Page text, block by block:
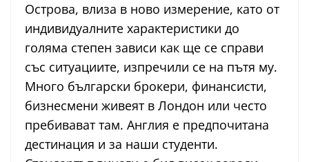
Острова, влиза в ново измерение, като от
индивидуалните характеристики до
голяма степен зависи как ще се справи
със ситуациите, изпречили се на пътя му.
Много български брокери, финансисти,
бизнесмени живеят в Лондон или често
пребивават там. Англия е предпочитана
дестинация и за наши студенти.